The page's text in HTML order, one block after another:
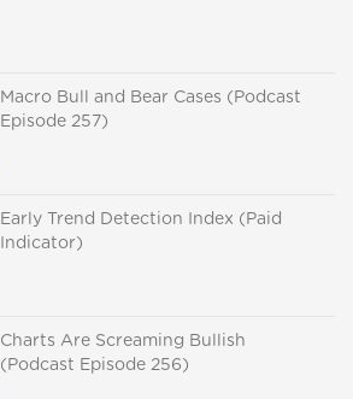
Macro Bull and Bear Cases (Podcast
Episode 257)
Early Trend Detection Index (Paid
Indicator)
Charts Are Screaming Bullish
(Podcast Episode 256)